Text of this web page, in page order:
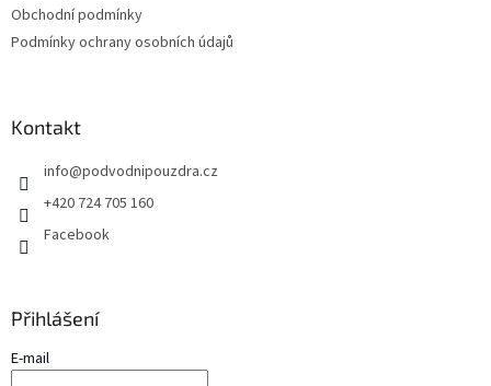
Obchodní podmínky
Podmínky ochrany osobních údajů
Kontakt
info@podvodnipouzdra.cz
+420 724 705 160
Facebook
Přihlášení
E-mail